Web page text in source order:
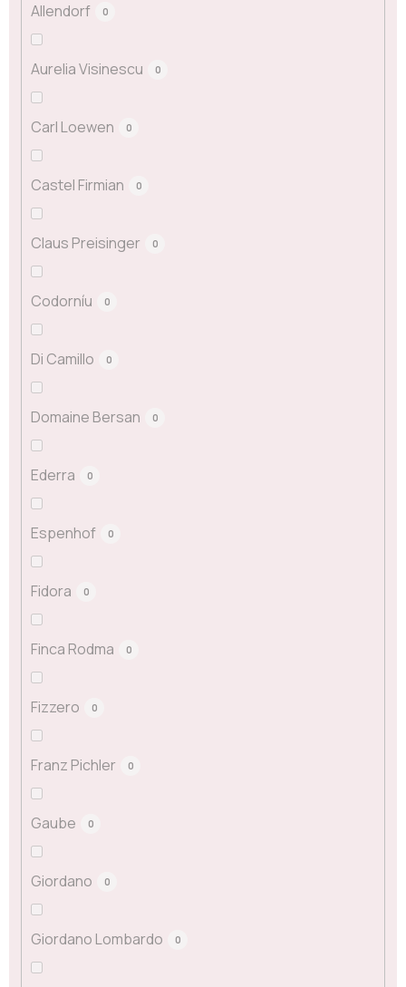
Allendorf 0
Aurelia Visinescu 0
Carl Loewen 0
Castel Firmian 0
Claus Preisinger 0
Codorníu 0
Di Camillo 0
Domaine Bersan 0
Ederra 0
Espenhof 0
Fidora 0
Finca Rodma 0
Fizzero 0
Franz Pichler 0
Gaube 0
Giordano 0
Giordano Lombardo 0